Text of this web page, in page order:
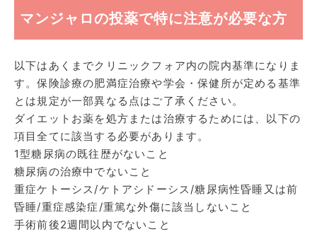
マンジャロの投薬で特に注意が必要な方
以下はあくまでクリニックフォア内の院内基準になりま
す。保険診療の肥満症治療や学会・保健所が定める基準
とは規定が一部異なる点はご了承ください。
ダイエットお薬を処方または治療するためには、以下の
項目全てに該当する必要があります。
1型糖尿病の既往歴がないこと
糖尿病の治療中でないこと
重症ケトーシス/ケトアシドーシス/糖尿病性昏睡又は前
昏睡/重症感染症/重篤な外傷に該当しないこと
手術前後2週間以内でないこと